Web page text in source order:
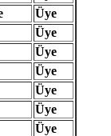
Üye
Üye
Üye
Üye
Üye
Üye
Üye